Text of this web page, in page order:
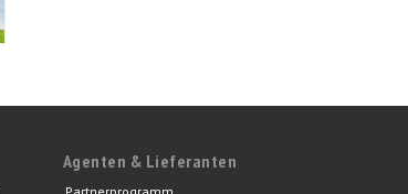
Agenten & Lieferanten